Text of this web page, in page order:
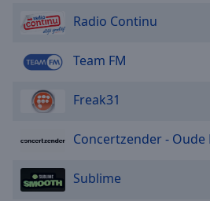
Radio Continu
Team FM
Freak31
Concertzender - Oude
Sublime